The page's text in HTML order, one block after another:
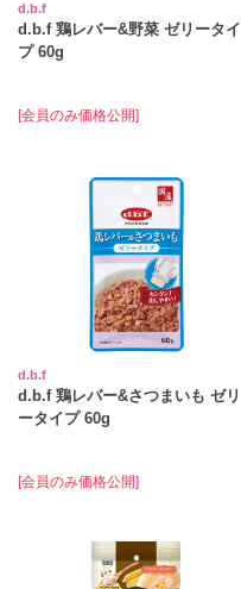
d.b.f
d.b.f 鶏レバー&野菜 ゼリータイ
プ 60g
[会員のみ価格公開]
d.b.f
d.b.f 鶏レバー&さつまいも ゼリ
ータイプ 60g
[会員のみ価格公開]